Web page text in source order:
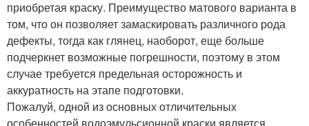
приобретая краску. Преимущество матового варианта в
том, что он позволяет замаскировать различного рода
дефекты, тогда как глянец, наоборот, еще больше
подчеркнет возможные погрешности, поэтому в этом
случае требуется предельная осторожность и
аккуратность на этапе подготовки.
Пожалуй, одной из основных отличительных
особенностей водоэмульсионной краски является